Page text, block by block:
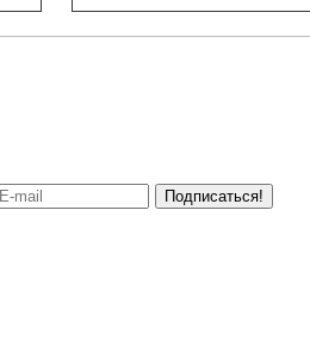
Подписаться!